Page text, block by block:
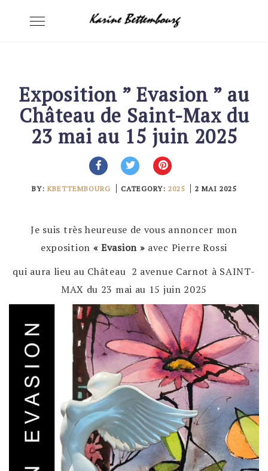
Toggle
Exposition ” Evasion ” au
Château de Saint-Max du
23 mai au 15 juin 2025
BY: KBETTEMBOURG CATEGORY: 2025 2 MAI 2025
Je suis très heureuse de vous annoncer mon
exposition « Evasion » avec Pierre Rossi
qui aura lieu au Château 2 avenue Carnot à SAINT-
MAX du 23 mai au 15 juin 2025